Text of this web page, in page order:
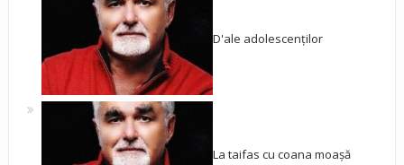
D'ale adolescenților
La taifas cu coana moașă